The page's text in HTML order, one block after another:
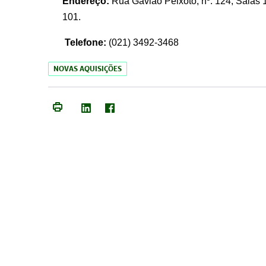
101.
Telefone: (021) 3492-3468
NOVAS AQUISIÇÕES